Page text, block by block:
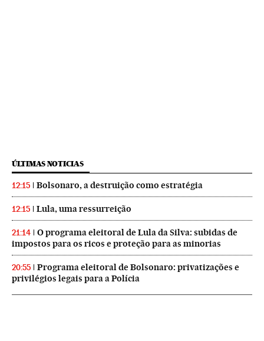
ÚLTIMAS NOTICIAS
12:15 Bolsonaro, a destruição como estratégia
12:15 Lula, uma ressurreição
21:14
O programa eleitoral de Lula da Silva: subidas de
impostos para os ricos e proteção para as minorias
20:55
Programa eleitoral de Bolsonaro: privatizações e
privilégios legais para a Polícia